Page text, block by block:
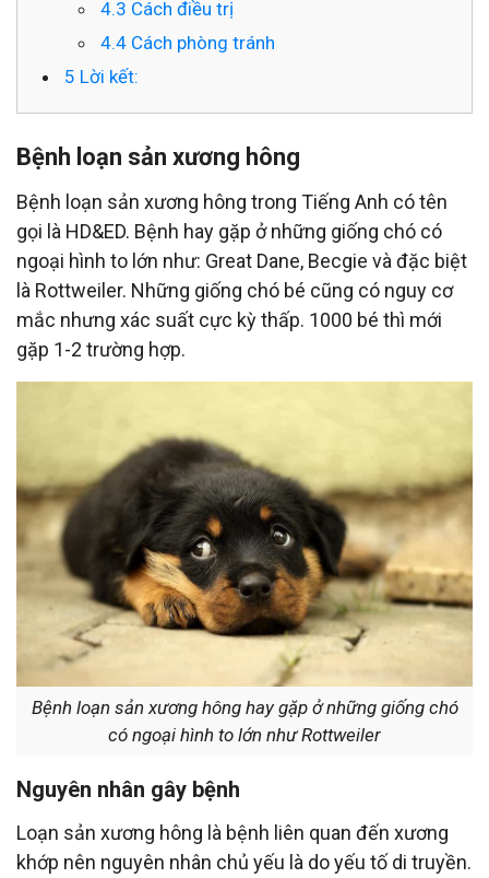
4.3 Cách điều trị
4.4 Cách phòng tránh
5 Lời kết:
Bệnh loạn sản xương hông
Bệnh loạn sản xương hông trong Tiếng Anh có tên
gọi là HD&ED. Bệnh hay gặp ở những giống chó có
ngoại hình to lớn như: Great Dane, Becgie và đặc biệt
là Rottweiler. Những giống chó bé cũng có nguy cơ
mắc nhưng xác suất cực kỳ thấp. 1000 bé thì mới
gặp 1-2 trường hợp.
Bệnh loạn sản xương hông hay gặp ở những giống chó
có ngoại hình to lớn như Rottweiler
Nguyên nhân gây bệnh
Loạn sản xương hông là bệnh liên quan đến xương
khớp nên nguyên nhân chủ yếu là do yếu tố di truyền.